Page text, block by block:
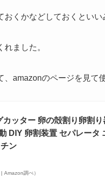
くかなどしておくといい
ました。
amazonのページを見て
カッター 卵の殻割り卵割
DIY 卵割装置 セパレータ
ン
Amazon調べ）